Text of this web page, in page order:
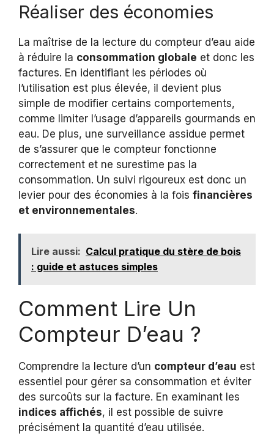
Réaliser des économies
La maîtrise de la lecture du compteur d’eau aide
à réduire la consommation globale et donc les
factures. En identifiant les périodes où
l’utilisation est plus élevée, il devient plus
simple de modifier certains comportements,
comme limiter l’usage d’appareils gourmands en
eau. De plus, une surveillance assidue permet
de s’assurer que le compteur fonctionne
correctement et ne surestime pas la
consommation. Un suivi rigoureux est donc un
levier pour des économies à la fois financières
et environnementales.
Lire aussi: Calcul pratique du stère de bois
: guide et astuces simples
Comment Lire Un
Compteur D’eau ?
Comprendre la lecture d’un compteur d’eau est
essentiel pour gérer sa consommation et éviter
des surcoûts sur la facture. En examinant les
indices affichés, il est possible de suivre
précisément la quantité d’eau utilisée.